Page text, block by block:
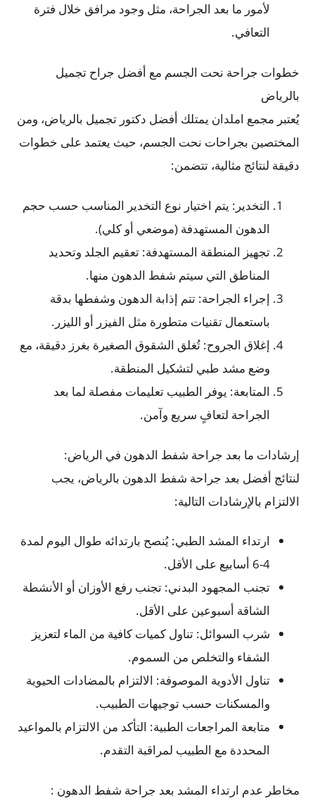
لأمور ما بعد الجراحة، مثل وجود مرافق خلال فترة
التعافي.
خطوات جراحة نحت الجسم مع أفضل جراح تجميل
بالرياض
يُعتبر مجمع املدان يمتلك أفضل دكتور تجميل بالرياض، ومن
المختصين بجراحات نحت الجسم، حيث يعتمد على خطوات
دقيقة لنتائج مثالية، تتضمن:
التخدير: يتم اختيار نوع التخدير المناسب حسب حجم
الدهون المستهدفة (موضعي أو كلي).
تجهيز المنطقة المستهدفة: تعقيم الجلد وتحديد
المناطق التي سيتم شفط الدهون منها.
إجراء الجراحة: تتم إذابة الدهون وشفطها بدقة
باستعمال تقنيات متطورة مثل الفيزر أو الليزر.
إغلاق الجروح: تُغلق الشقوق الصغيرة بغرز دقيقة، مع
وضع مشد طبي لتشكيل المنطقة.
المتابعة: يوفر الطبيب تعليمات مفصلة لما بعد
الجراحة لتعافٍ سريع وآمن.
إرشادات ما بعد جراحة شفط الدهون في الرياض:
لنتائج أفضل بعد جراحة شفط الدهون بالرياض، يجب
الالتزام بالإرشادات التالية:
ارتداء المشد الطبي: يُنصح بارتدائه طوال اليوم لمدة
4-6 أسابيع على الأقل.
تجنب المجهود البدني: تجنب رفع الأوزان أو الأنشطة
الشاقة أسبوعين على الأقل.
شرب السوائل: تناول كميات كافية من الماء لتعزيز
الشفاء والتخلص من السموم.
تناول الأدوية الموصوفة: الالتزام بالمضادات الحيوية
والمسكنات حسب توجيهات الطبيب.
متابعة المراجعات الطبية: التأكد من الالتزام بالمواعيد
المحددة مع الطبيب لمراقبة التقدم.
مخاطر عدم ارتداء المشد بعد جراحة شفط الدهون :